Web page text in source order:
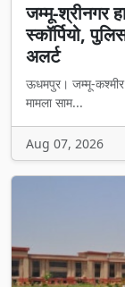
जम्मू-श्रीनगर
स्कॉर्पियो,
अलर्ट
ऊधमपुर। जम्मू-
मामला साम...
Aug 07, 2026